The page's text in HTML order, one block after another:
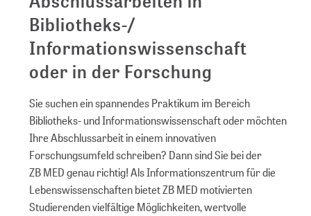
Bibliotheks-/
Informationswissenschaft
oder in der Forschung
Sie suchen ein spannendes Praktikum im Bereich
Bibliotheks- und Informationswissenschaft oder möchten
Ihre Abschlussarbeit in einem innovativen
Forschungsumfeld schreiben? Dann sind Sie bei der
ZB MED genau richtig! Als Informationszentrum für die
Lebens­wissen­schaften bietet ZB MED motivierten
Studierenden vielfältige Möglichkeiten, wertvolle